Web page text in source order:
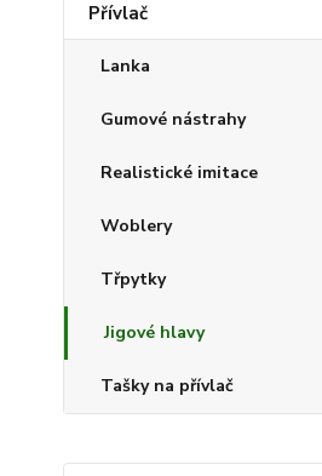
Přívlač
Lanka
Gumové nástrahy
Realistické imitace
Woblery
Třpytky
Jigové hlavy
Tašky na přívlač